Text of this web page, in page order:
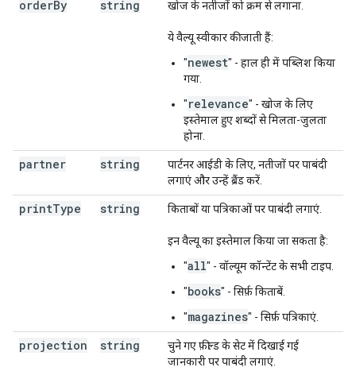
orderBy string खोज के नतीजों को क्रम से लगाना.
ये वैल्यू स्वीकार की जाती हैं:
"newest" - हाल ही में पब्लिश किया
गया.
"relevance" - खोज के लिए
इस्तेमाल हुए शब्दों से मिलता-जुलता
होना.
partner string
पार्टनर आईडी के लिए, नतीजों पर पाबंदी
लगाएं और उन्हें ब्रैंड करें.
printType string किताबों या पत्रिकाओं पर पाबंदी लगाएं.
इन वैल्यू का इस्तेमाल किया जा सकता है:
"all" - वॉल्यूम कॉन्टेंट के सभी टाइप.
"books" - सिर्फ़ किताबें.
"magazines" - सिर्फ़ पत्रिकाएं.
projection string
चुने गए फ़ील्ड के सेट में दिखाई गई
जानकारी पर पाबंदी लगाएं.